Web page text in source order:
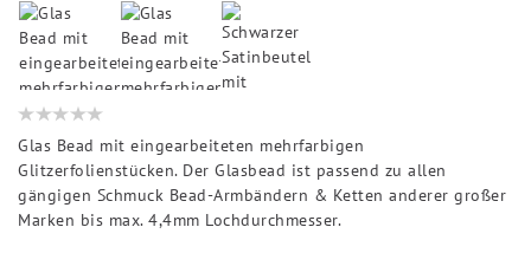
Glas Bead mit eingearbeiteten mehrfarbigen
Glitzerfolienstücken. Der Glasbead ist passend zu allen
gängigen Schmuck Bead-Armbändern & Ketten anderer großer
Marken bis max. 4,4mm Lochdurchmesser.